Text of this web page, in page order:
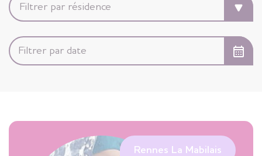
Rennes La Mabilais